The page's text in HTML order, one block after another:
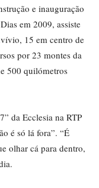
e inauguração
em 2009, assiste
15 em centro de
por 23 montes da
500 quilómetros
da Ecclesia na RTP
é só lá fora”. “É
olhar cá para dentro,